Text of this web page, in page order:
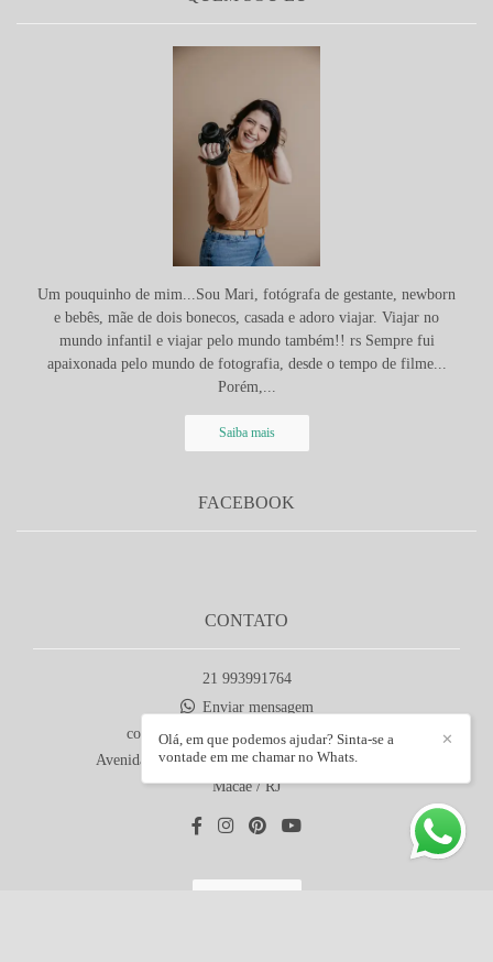
Um pouquinho de mim...Sou Mari, fotógrafa de gestante, newborn
e bebês, mãe de dois bonecos, casada e adoro viajar. Viajar no
mundo infantil e viajar pelo mundo também!! rs Sempre fui
apaixonada pelo mundo de fotografia, desde o tempo de filme...
Porém,...
Saiba mais
FACEBOOK
CONTATO
21 993991764
Enviar mensagem
contato@maribrancofotografia.com.br
Avenida Ricardo Muylaert Salgado, 901 - Lagoa
Macaé / RJ
✕
Olá, em que podemos ajudar? Sinta-se a
vontade em me chamar no Whats.